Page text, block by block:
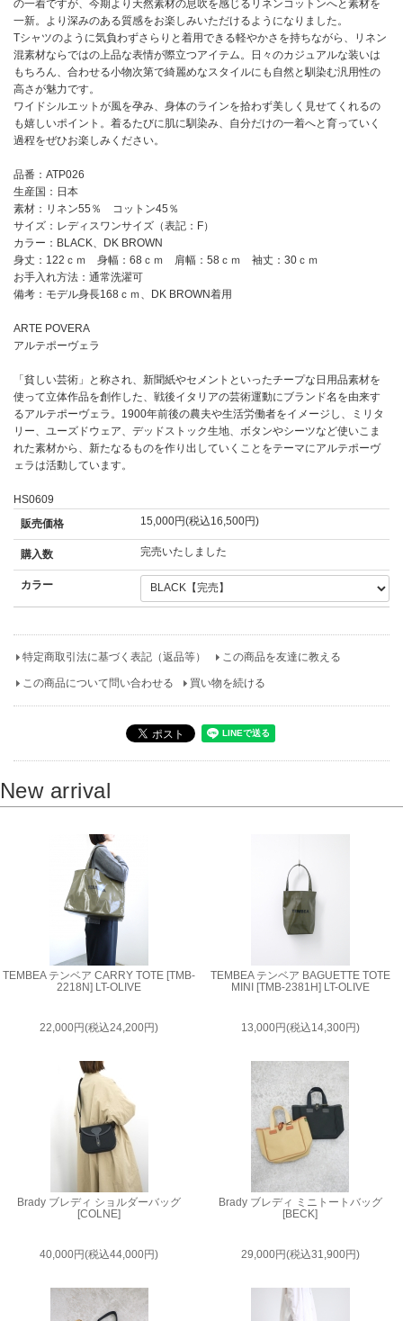
の一着ですが、今期より天然素材の息吹を感じるリネンコットンへと素材を
一新。より深みのある質感をお楽しみいただけるようになりました。
Tシャツのように気負わずさらりと着用できる軽やかさを持ちながら、リネン
混素材ならではの上品な表情が際立つアイテム。日々のカジュアルな装いは
もちろん、合わせる小物次第で綺麗めなスタイルにも自然と馴染む汎用性の
高さが魅力です。
ワイドシルエットが風を孕み、身体のラインを拾わず美しく見せてくれるの
も嬉しいポイント。着るたびに肌に馴染み、自分だけの一着へと育っていく
過程をぜひお楽しみください。
品番：ATP026
生産国：日本
素材：リネン55％ コットン45％
サイズ：レディスワンサイズ（表記：F）
カラー：BLACK、DK BROWN
身丈：122ｃｍ 身幅：68ｃｍ 肩幅：58ｃｍ 袖丈：30ｃｍ
お手入れ方法：通常洗濯可
備考：モデル身長168ｃｍ、DK BROWN着用
ARTE POVERA
アルテポーヴェラ
「貧しい芸術」と称され、新聞紙やセメントといったチープな日用品素材を
使って立体作品を創作した、戦後イタリアの芸術運動にブランド名を由来す
るアルテポーヴェラ。1900年前後の農夫や生活労働者をイメージし、ミリタ
リー、ユーズドウェア、デッドストック生地、ボタンやシーツなど使いこま
れた素材から、新たなるものを作り出していくことをテーマにアルテポーヴ
ェラは活動しています。
HS0609
販売価格
15,000円(税込16,500円)
購入数 完売いたしました
カラー
特定商取引法に基づく表記（返品等） この商品を友達に教える
この商品について問い合わせる 買い物を続ける
New arrival
TEMBEA テンベア CARRY TOTE [TMB-
2218N] LT-OLIVE
22,000円(税込24,200円)
TEMBEA テンベア BAGUETTE TOTE
MINI [TMB-2381H] LT-OLIVE
13,000円(税込14,300円)
Brady ブレディ ショルダーバッグ
[COLNE]
40,000円(税込44,000円)
Brady ブレディ ミニトートバッグ
[BECK]
29,000円(税込31,900円)